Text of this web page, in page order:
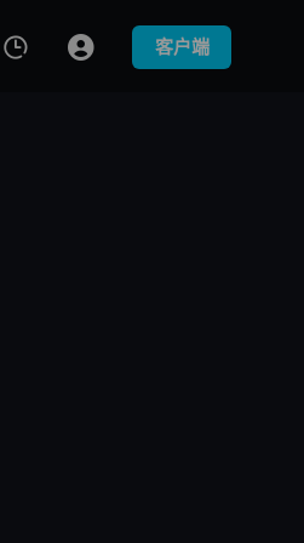
客户端